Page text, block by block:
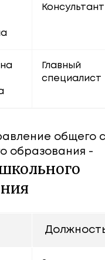
Консультант
Главный
специалист
общего
образования -